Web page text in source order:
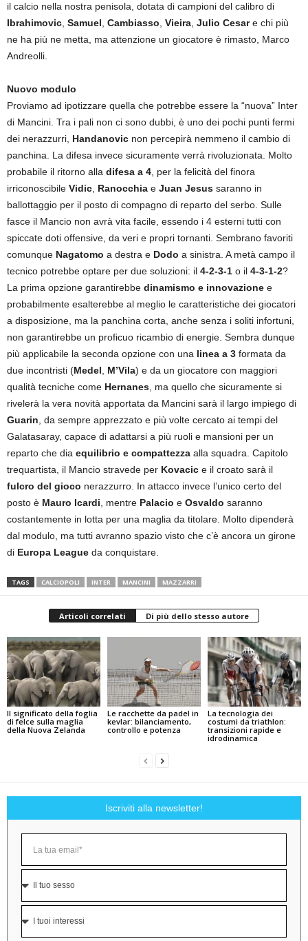
il calcio nella nostra penisola, dotata di campioni del calibro di
Ibrahimovic Samuel Cambiasso Vieira Julio Cesare chi più
ne ha più ne metta, ma attenzione un giocatore è rimasto, Marco
Andreolli.
Nuovo modulo
Proviamo ad ipotizzare quella che potrebbe essere la “nuova” Inter
di Mancini. Tra i pali non ci sono dubbi, è uno dei pochi punti fermi
dei nerazzurri, Handanovic non percepirà nemmeno il cambio di
panchina. La difesa invece sicuramente verrà rivoluzionata. Molto
probabile il ritorno alla difesa a 4 , per la felicità del finora
irriconoscibile Vidic Ranocchia e Juan Jesus saranno in
ballottaggio per il posto di compagno di reparto del serbo. Sulle
fasce il Mancio non avrà vita facile, essendo i 4 esterni tutti con
spiccate doti offensive, da veri e propri tornanti. Sembrano favoriti
comunque Nagatomo a destra e Dodo a sinistra. A metà campo il
tecnico potrebbe optare per due soluzioni: il 4-2-3-1 o il 4-3-1-2?
La prima opzione garantirebbe dinamismo e innovazione e
probabilmente esalterebbe al meglio le caratteristiche dei giocatori
a disposizione, ma la panchina corta, anche senza i soliti infortuni,
non garantirebbe un proficuo ricambio di energie. Sembra dunque
più applicabile la seconda opzione con una linea a 3 formata da
due incontristi (Medel M’Vila) e da un giocatore con maggiori
qualità tecniche come Hernanes , ma quello che sicuramente si
rivelerà la vera novità apportata da Mancini sarà il largo impiego di
Guarin , da sempre apprezzato e più volte cercato ai tempi del
Galatasaray, capace di adattarsi a più ruoli e mansioni per un
reparto che dia equilibrio e compattezza alla squadra. Capitolo
trequartista, il Mancio stravede per Kovacic e il croato sarà il
fulcro del gioco nerazzurro. In attacco invece l’unico certo del
posto è Mauro Icardi , mentre Palacio e Osvaldo saranno
costantemente in lotta per una maglia da titolare. Molto dipenderà
dal modulo, ma tutti avranno spazio visto che c’è ancora un girone
di Europa League da conquistare.
TAGS CALCIOPOLI INTER MANCINI MAZZARRI
Articoli correlati Di più dello stesso autore
Il significato della foglia
di felce sulla maglia
della Nuova Zelanda
Le racchette da padel in
kevlar: bilanciamento,
controllo e potenza
La tecnologia dei
costumi da triathlon:
transizioni rapide e
idrodinamica
Iscriviti alla newsletter!